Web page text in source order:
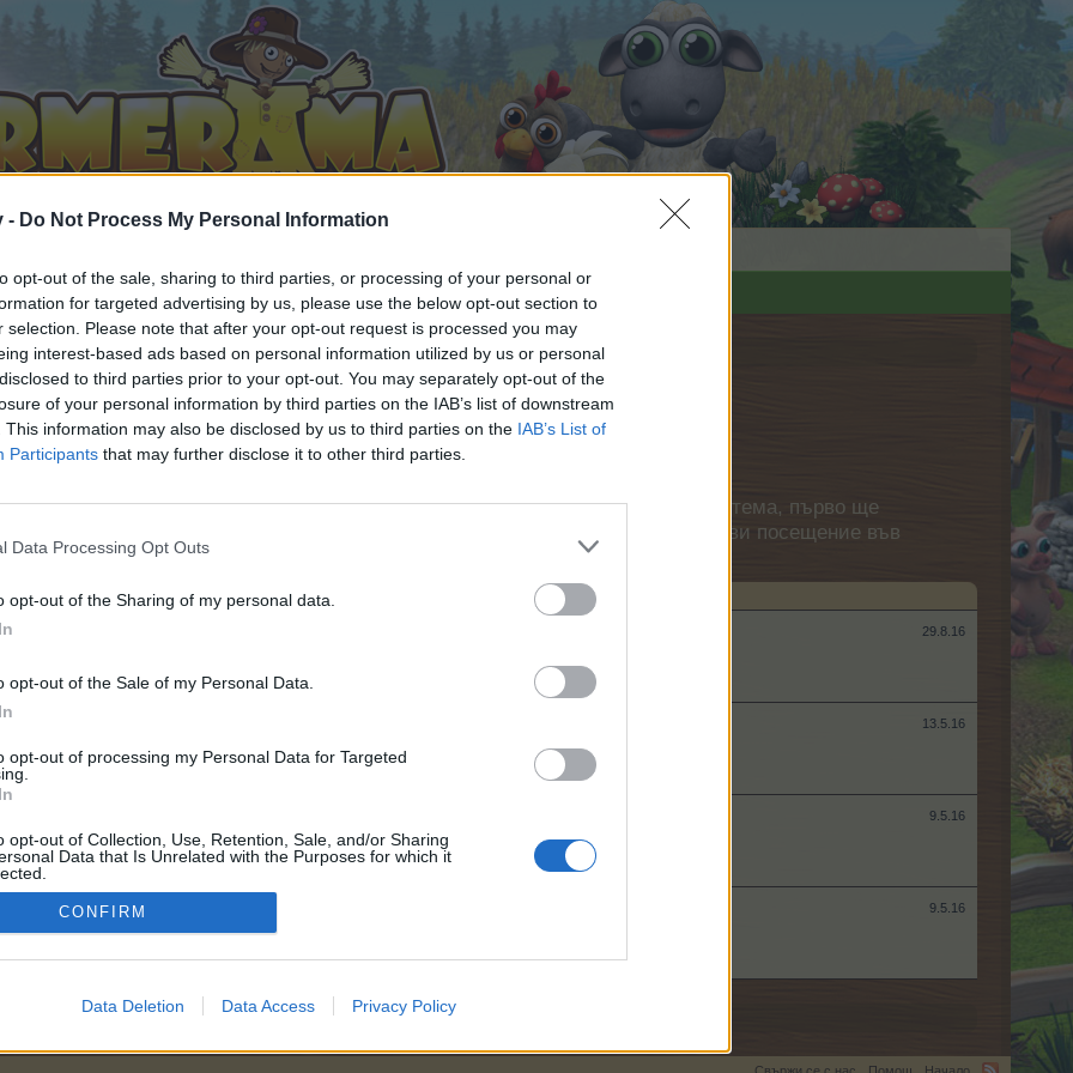
- Do Not Process My Personal Information
opt-out of the sale, sharing to third parties, or processing of your personal or
for targeted advertising by us, please use the below opt-out section to
selection. Please note that after your opt-out request is processed you may
interest-based ads based on personal information utilized by us or personal
to third parties prior to your opt-out. You may separately opt-out of the
of your personal information by third parties on the IAB’s list of downstream
This information may also be disclosed by us to third parties on the IAB’s List of
Participants that may further disclose it to other third parties.
Data Processing Opt Outs
opt-out of the Sharing of my personal data.
opt-out of the Sale of my Personal Data.
opt-out of processing my Personal Data for Targeted
opt-out of Collection, Use, Retention, Sale, and/or Sharing
Data that Is Unrelated with the Purposes for which it
CONFIRM
Data Deletion Data Access Privacy Policy
на шапката за домашни любимци
и да участвате в дискусиите, или искате да започнете своя собствена тема, първо ще
се, ако нямате собствен акаунт. Ние очакваме с нетърпение следващото ви посещение във
29.8.16
40
13.5.16
10
9.5.16
2,000
9.5.16
на шапката за домашни любимци